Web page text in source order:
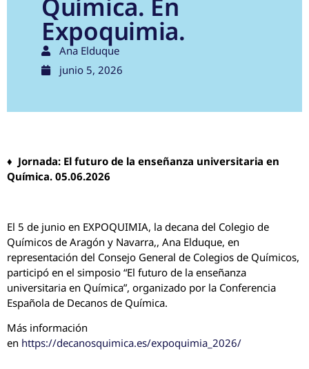
Química. En
Expoquimia.
Ana Elduque
junio 5, 2026
♦ Jornada: El futuro de la enseñanza universitaria en
Química. 05.06.2026
El 5 de junio en EXPOQUIMIA, la decana del Colegio de
Químicos de Aragón y Navarra,, Ana Elduque, en
representación del Consejo General de Colegios de Químicos,
participó en el simposio “El futuro de la enseñanza
universitaria en Química”, organizado por la Conferencia
Española de Decanos de Química.
Más información
en https://decanosquimica.es/expoquimia_2026/